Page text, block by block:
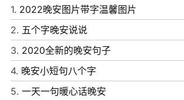
1. 2022晚安图片带字温馨图片
2. 五个字晚安说说
3. 2020全新的晚安句子
4. 晚安小短句八个字
5. 一天一句暖心话晚安